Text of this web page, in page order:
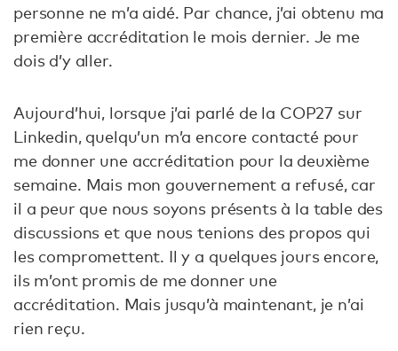
personne ne m’a aidé. Par chance, j’ai obtenu ma
première accréditation le mois dernier. Je me
dois d’y aller.
Aujourd’hui, lorsque j’ai parlé de la COP27 sur
Linkedin, quelqu’un m’a encore contacté pour
me donner une accréditation pour la deuxième
semaine. Mais mon gouvernement a refusé, car
il a peur que nous soyons présents à la table des
discussions et que nous tenions des propos qui
les compromettent. Il y a quelques jours encore,
ils m’ont promis de me donner une
accréditation. Mais jusqu’à maintenant, je n’ai
rien reçu.